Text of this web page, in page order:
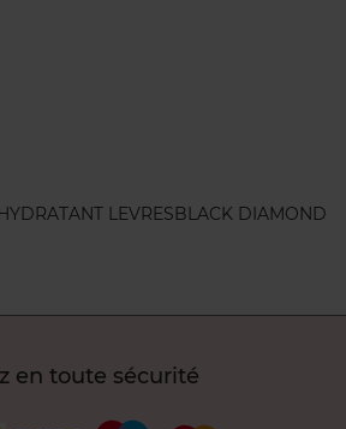
LEVRESBLACK DIAMOND
en toute sécurité